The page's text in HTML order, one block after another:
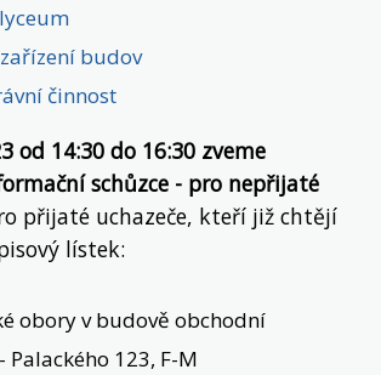
budov
činnost
od 14:30 do 16:30 zveme
schůzce - pro nepřijaté
přijaté uchazeče, kteří již chtějí
lístek:
obory v budově obchodní
Palackého 123, F-M